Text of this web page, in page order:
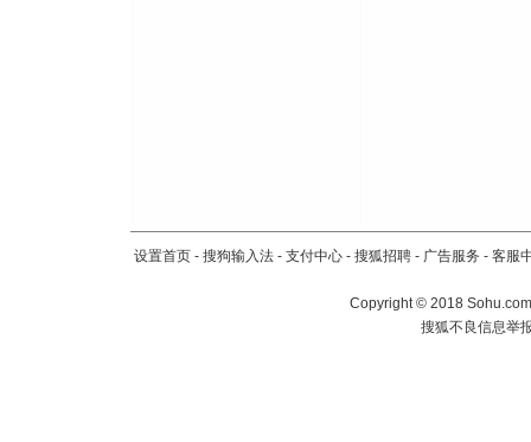
设置首页 - 搜狗输入法 - 支付中心 - 搜狐招聘 - 广告服务 - 客服
Copyright ©2018
搜狐不良信息举